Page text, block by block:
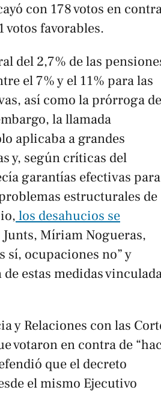
con 178 votos en
votos favorables.
del 2,7% de las
el 7% y el 11% para las
así como la prórroga de
la llamada
aplicaba a grandes
y, según críticas del
garantías efectivas para
estructurales de
los desahucios se
Junts, Míriam Nogueras,
sí, ocupaciones no” y
estas medidas
y Relaciones con las
votaron en contra de
que el decreto
el mismo Ejecutivo